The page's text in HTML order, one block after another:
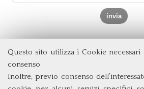
Questo sito utilizza i Cookie
consenso
Inoltre, previo consenso
Università degli Studi di
Via Columbia, 2